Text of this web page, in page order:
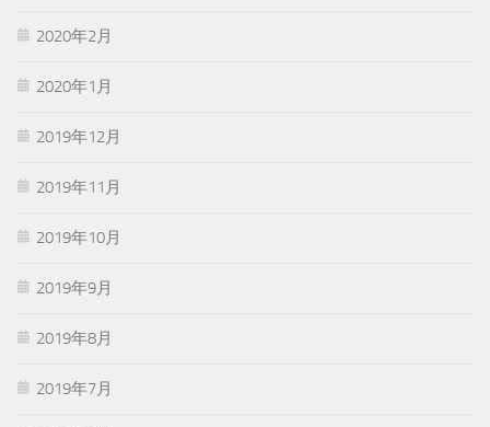
2020年2月
2020年1月
2019年12月
2019年11月
2019年10月
2019年9月
2019年8月
2019年7月